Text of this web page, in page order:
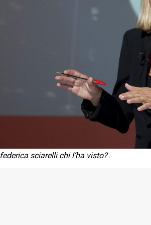
federica sciarelli chi l’ha visto?